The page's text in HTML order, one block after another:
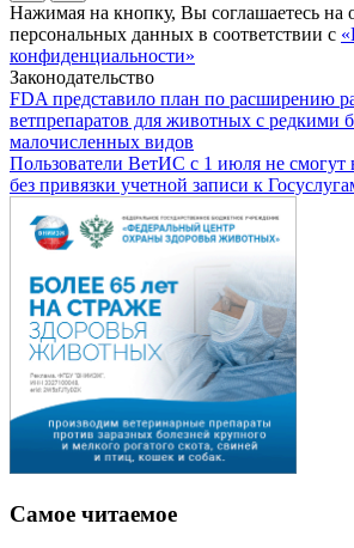
Нажимая на кнопку, Вы соглашаетесь на
персональных данных в соответствии с
конфиденциальности»
Законодательство
FDA представило план по расширению
ветпрепаратов для животных с редкими
малочисленных видов
Пользователи ВетИС с 1 июля не смогут
без привязки учетной записи к
Самое читаемое